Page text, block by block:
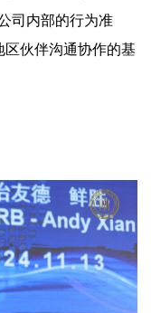
司内部的行为准
区伙伴沟通协作的基